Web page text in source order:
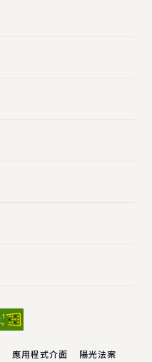
應用程式介面 陽光法案